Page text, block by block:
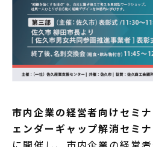
市内企業の経営者向けセミ
ェンダーギャップ解消セミナ